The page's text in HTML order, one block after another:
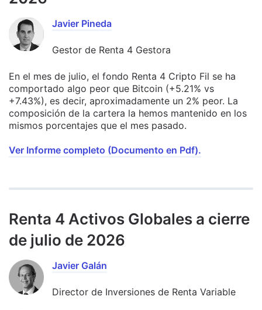
Javier Pineda
Gestor de Renta 4 Gestora
En el mes de julio, el fondo Renta 4 Cripto Fil se ha
comportado algo peor que Bitcoin (+5.21% vs
+7.43%), es decir, aproximadamente un 2% peor. La
composición de la cartera la hemos mantenido en los
mismos porcentajes que el mes pasado.
Ver Informe completo (Documento en Pdf).
Renta 4 Activos Globales a cierre
de julio de 2026
Javier Galán
Director de Inversiones de Renta Variable